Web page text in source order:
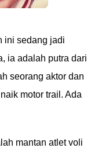
ini sedang jadi
ia adalah putra dari
seorang aktor dan
motor trail. Ada
mantan atlet voli